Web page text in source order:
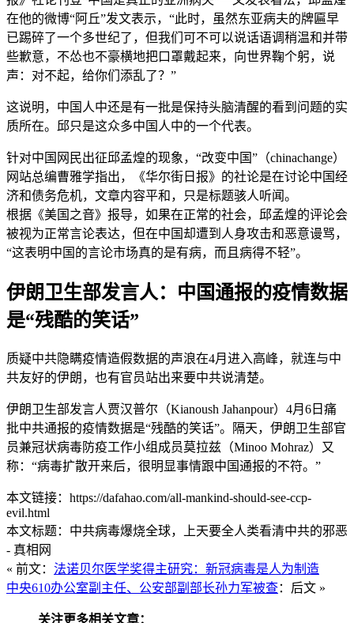
在他的微博“阿丘”发文表示，“此时，虽然东亚病夫的牌匾早
已踢碎了一个多世纪了，但我们可不可以说话语调稍温和并带
些歉意，不怂也不豪横地把口罩戴起来，向世界鞠个躬，说
声：对不起，给你们添乱了？”
这说明，中国人中还是有一批是保持头脑清醒的看到问题的实
质所在。邱只是这众多中国人中的一个代表。
针对中国网民出征邱孟煌的现象，“改变中国”（chinachange）
网站总编曹雅学指出，《华尔街日报》的社论是在讨论中国经
济和债务危机，文章内容平和，只是标题骇人听闻。
根据《美国之音》报导，如果在正常的社会，邱孟煌的评论会
被视为正常言论表达，但在中国却遭到人身攻击和恶意谩骂，
“这表明中国的言论市场真的是有病，而且病得不轻”。
伊朗卫生部发言人：中国通报的疫情数据
是“残酷的笑话”
质疑中共隐瞒疫情造假数据的声浪在4月进入高峰，就连与中
共友好的伊朗，也有官员站出来要中共说清楚。
伊朗卫生部发言人贾汉普尔（Kianoush Jahanpour）4月6日痛
批中共通报的疫情数据是“残酷的笑话”。隔天，伊朗卫生部官
员兼冠状病毒防疫工作小组成员莫拉兹（Minoo Mohraz）又
称：“病毒扩散开来后，很明显事情跟中国通报的不符。”
本文链接：https://dafahao.com/all-mankind-should-see-ccp-
evil.html
本文标题：中共病毒爆烧全球，上天要全人类看清中共的邪恶
- 真相网
« 前文： 法诺贝尔医学奖得主研究：新冠病毒是人为制造
中央610办公室副主任、公安部副部长孙力军被查：后文 »
关注更多相关文章：